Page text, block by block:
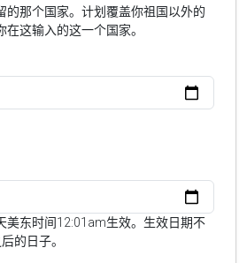
的那个国家。计划覆盖你祖国以外的
这输入的这一个国家。
美东时间12:01am生效。生效日期不
的日子。